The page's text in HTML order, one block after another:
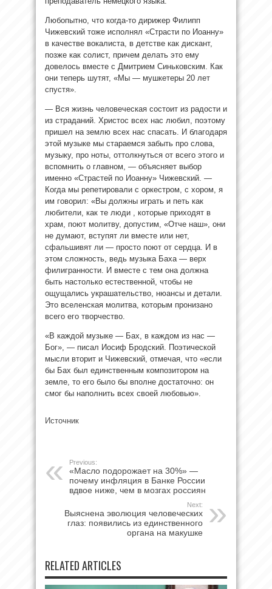
Любопытно, что когда-то дирижер Филипп
Чижевский тоже исполнял «Страсти по Иоанну»
в качестве вокалиста, в детстве как дискант,
позже как солист, причем делать это ему
довелось вместе с Дмитрием Синьковским. Как
они теперь шутят, «Мы — мушкетеры 20 лет
спустя».
— Вся жизнь человеческая состоит из радости и
из страданий. Христос всех нас любил, поэтому
пришел на землю всех нас спасать. И благодаря
этой музыке мы стараемся забыть про слова,
музыку, про ноты, оттолкнуться от всего этого и
вспомнить о главном, — объясняет выбор
именно «Страстей по Иоанну» Чижевский. —
Когда мы репетировали с оркестром, с хором, я
им говорил: «Вы должны играть и петь как
любители, как те люди , которые приходят в
храм, поют молитву, допустим, «Отче наш», они
не думают, вступят ли вместе или нет,
сфальшивят ли — просто поют от сердца. И в
этом сложность, ведь музыка Баха — верх
филигранности. И вместе с тем она должна
быть настолько естественной, чтобы не
ощущались украшательство, нюансы и детали.
Это вселенская молитва, которым пронизано
всего его творчество.
«В каждой музыке — Бах, в каждом из нас —
Бог», — писал Иосиф Бродский. Поэтической
мысли вторит и Чижевский, отмечая, что «если
бы Бах был единственным композитором на
земле, то его было бы вполне достаточно: он
смог бы наполнить всех своей любовью».
Источник
Previous:
«Масло подорожает на 30%» —
почему инфляция в Банке России
вдвое ниже, чем в мозгах россиян
Next:
Выяснена эволюция человеческих
глаз: появились из единственного
органа на макушке
RELATED ARTICLES